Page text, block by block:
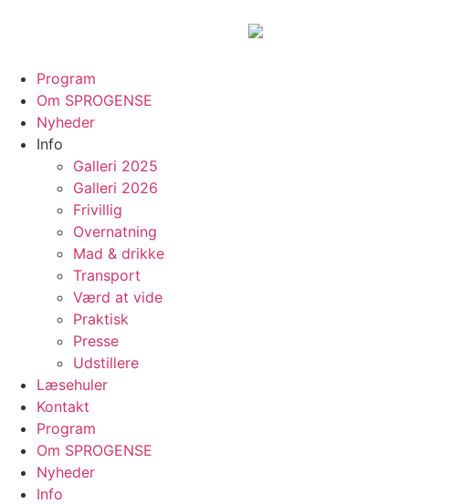
Program
Om SPROGENSE
Nyheder
Info
Galleri 2025
Galleri 2026
Frivillig
Overnatning
Mad & drikke
Transport
Værd at vide
Praktisk
Presse
Udstillere
Læsehuler
Kontakt
Program
Om SPROGENSE
Nyheder
Info